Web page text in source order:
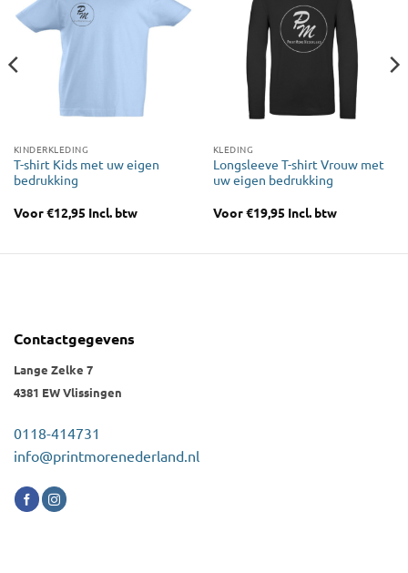
KINDERKLEDING
T-shirt Kids met uw eigen
bedrukking
Voor€12,95 Incl. btw
KLEDING
Longsleeve T-shirt Vrouw met
uw eigen bedrukking
Voor€19,95 Incl. btw
Contactgegevens
Lange Zelke 7
4381 EW Vlissingen
0118-414731
info@printmorenederland.nl